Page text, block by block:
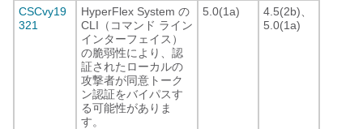
CSCvy19
321
HyperFlex System の
CLI（コマンド ライン
インターフェイス）
の脆弱性により、認
証されたローカルの
攻撃者が同意トーク
ン認証をバイパスす
る可能性がありま
す。
5.0(1a)
4.5(2b)、
5.0(1a)